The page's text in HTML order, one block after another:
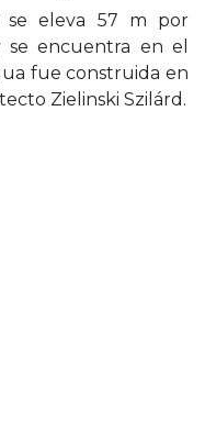
se eleva 57 m por
encuentra en el
fue construida en
Zielinski Szilárd.